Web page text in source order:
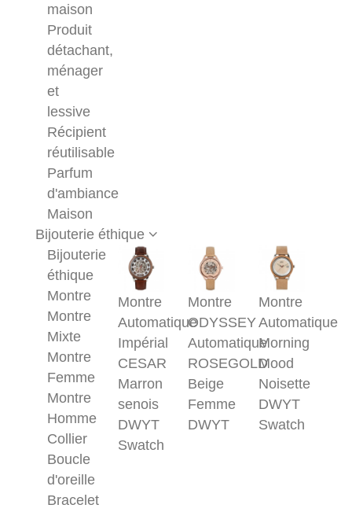
maison
Produit
détachant,
ménager
et
lessive
Récipient
réutilisable
Parfum
d'ambiance
Maison
Bijouterie éthique
Bijouterie
éthique
Montre
Montre
Mixte
Montre
Femme
Montre
Homme
Collier
Boucle
d'oreille
Bracelet
Montre
Automatique
Impérial
CESAR
Marron
senois
DWYT
Swatch
Montre
ODYSSEY
Automatique
ROSEGOLD
Beige
Femme
DWYT
Montre
Automatique
Morning
Mood
Noisette
DWYT
Swatch